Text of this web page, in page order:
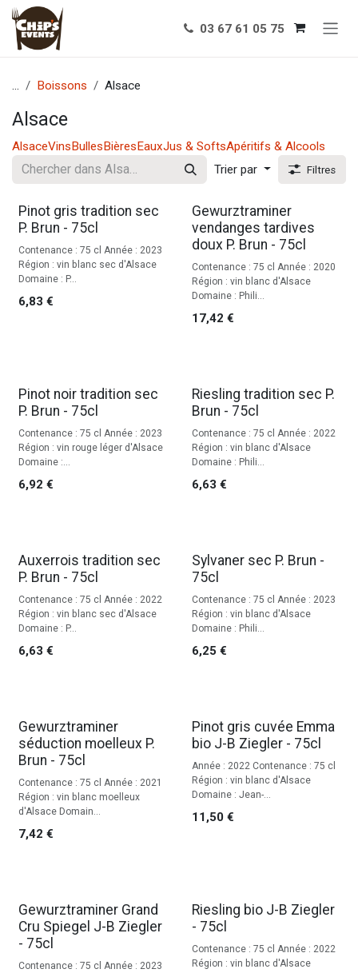
Se rendre au contenu
03 67 61 05 75
... Boissons Alsace
Alsace
AlsaceVinsBullesBièresEauxJus & SoftsApéritifs & Alcools
Trier par
Filtres
Pinot gris tradition sec
P. Brun - 75cl
Contenance : 75 cl Année : 2023
Région : vin blanc sec d'Alsace
Domaine : P...
6,83 €
Gewurztraminer
vendanges tardives
doux P. Brun - 75cl
Contenance : 75 cl Année : 2020
Région : vin blanc d'Alsace
Domaine : Phili...
17,42 €
Pinot noir tradition sec
P. Brun - 75cl
Contenance : 75 cl Année : 2023
Région : vin rouge léger d'Alsace
Domaine :...
6,92 €
Riesling tradition sec P.
Brun - 75cl
Contenance : 75 cl Année : 2022
Région : vin blanc d'Alsace
Domaine : Phili...
6,63 €
Auxerrois tradition sec
P. Brun - 75cl
Contenance : 75 cl Année : 2022
Région : vin blanc sec d'Alsace
Domaine : P...
6,63 €
Sylvaner sec P. Brun -
75cl
Contenance : 75 cl Année : 2023
Région : vin blanc d'Alsace
Domaine : Phili...
6,25 €
Gewurztraminer
séduction moelleux P.
Brun - 75cl
Contenance : 75 cl Année : 2021
Région : vin blanc moelleux
d'Alsace Domain...
7,42 €
Pinot gris cuvée Emma
bio J-B Ziegler - 75cl
Année : 2022 Contenance : 75 cl
Région : vin blanc d'Alsace
Domaine : Jean-...
11,50€
Gewurztraminer Grand
Cru Spiegel J-B Ziegler
- 75cl
Contenance : 75 cl Année : 2023
Riesling bio J-B Ziegler
- 75cl
Contenance : 75 cl Année : 2022
Région : vin blanc d'Alsace